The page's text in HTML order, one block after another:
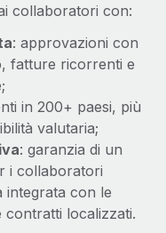
collaboratori con:
: approvazioni con
fatture ricorrenti e
in 200+ paesi, più
valutaria;
: garanzia di un
i collaboratori
integrata con le
contratti localizzati.